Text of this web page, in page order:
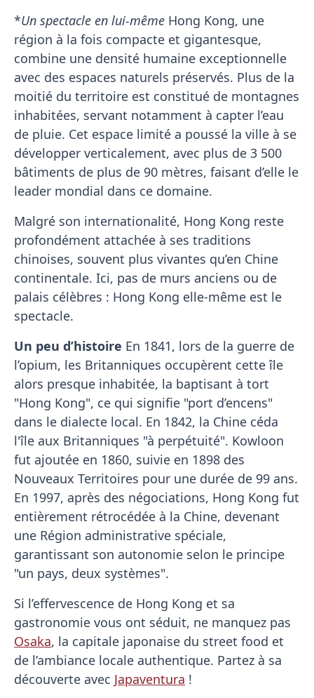
*Un spectacle en lui-même Hong Kong, une
région à la fois compacte et gigantesque,
combine une densité humaine exceptionnelle
avec des espaces naturels préservés. Plus de la
moitié du territoire est constitué de montagnes
inhabitées, servant notamment à capter l’eau
de pluie. Cet espace limité a poussé la ville à se
développer verticalement, avec plus de 3 500
bâtiments de plus de 90 mètres, faisant d’elle le
leader mondial dans ce domaine.
Malgré son internationalité, Hong Kong reste
profondément attachée à ses traditions
chinoises, souvent plus vivantes qu’en Chine
continentale. Ici, pas de murs anciens ou de
palais célèbres : Hong Kong elle-même est le
spectacle.
Un peu d’histoire En 1841, lors de la guerre de
l’opium, les Britanniques occupèrent cette île
alors presque inhabitée, la baptisant à tort
"Hong Kong", ce qui signifie "port d’encens"
dans le dialecte local. En 1842, la Chine céda
l'île aux Britanniques "à perpétuité". Kowloon
fut ajoutée en 1860, suivie en 1898 des
Nouveaux Territoires pour une durée de 99 ans.
En 1997, après des négociations, Hong Kong fut
entièrement rétrocédée à la Chine, devenant
une Région administrative spéciale,
garantissant son autonomie selon le principe
"un pays, deux systèmes".
Si l’effervescence de Hong Kong et sa
gastronomie vous ont séduit, ne manquez pas
Osaka, la capitale japonaise du street food et
de l’ambiance locale authentique. Partez à sa
découverte avec Japaventura !